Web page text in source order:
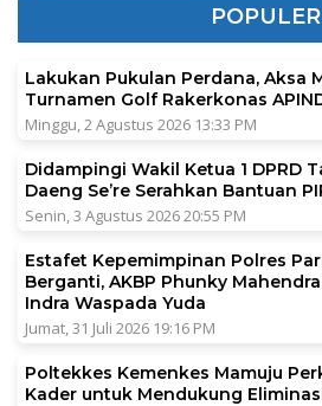
POPULER
Lakukan Pukulan Perdana, Aksa
Turnamen Golf Rakerkonas
Minggu, 2 Agustus 2026 13:33 PM
Didampingi Wakil Ketua 1 DPRD
Daeng Se’re Serahkan Bantuan
Senin, 3 Agustus 2026 20:55 PM
Estafet Kepemimpinan Polres
Berganti, AKBP Phunky
Indra Waspada Yuda
Jumat, 31 Juli 2026 19:16 PM
Poltekkes Kemenkes Mamuju
Kader untuk Mendukung